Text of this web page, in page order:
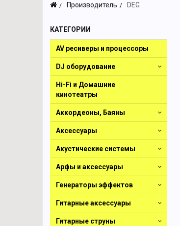
Производитель DEG
КАТЕГОРИИ
AV ресиверы и процессоры
DJ оборудование
Hi-Fi и Домашние
кинотеатры
Аккордеоны, Баяны
Аксессуары
Акустические системы
Арфы и аксессуары
Генераторы эффектов
Гитарные аксессуары
Гитарные струны